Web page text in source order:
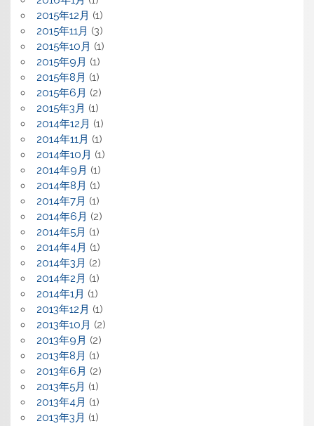
2015年12月 (1)
2015年11月 (3)
2015年10月 (1)
2015年9月 (1)
2015年8月 (1)
2015年6月 (2)
2015年3月 (1)
2014年12月 (1)
2014年11月 (1)
2014年10月 (1)
2014年9月 (1)
2014年8月 (1)
2014年7月 (1)
2014年6月 (2)
2014年5月 (1)
2014年4月 (1)
2014年3月 (2)
2014年2月 (1)
2014年1月 (1)
2013年12月 (1)
2013年10月 (2)
2013年9月 (2)
2013年8月 (1)
2013年6月 (2)
2013年5月 (1)
2013年4月 (1)
2013年3月 (1)